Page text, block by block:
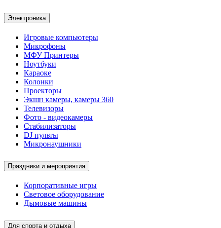
Электроника
Игровые компьютеры
Микрофоны
МФУ Принтеры
Ноутбуки
Караоке
Колонки
Проекторы
Экшн камеры, камеры 360
Телевизоры
Фото - видеокамеры
Стабилизаторы
DJ пульты
Микронаушники
Праздники и мероприятия
Корпоративные игры
Световое оборудование
Дымовые машины
Для спорта и отдыха